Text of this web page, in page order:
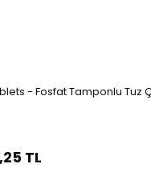
- Fosfat Tamponlu Tuz
TL